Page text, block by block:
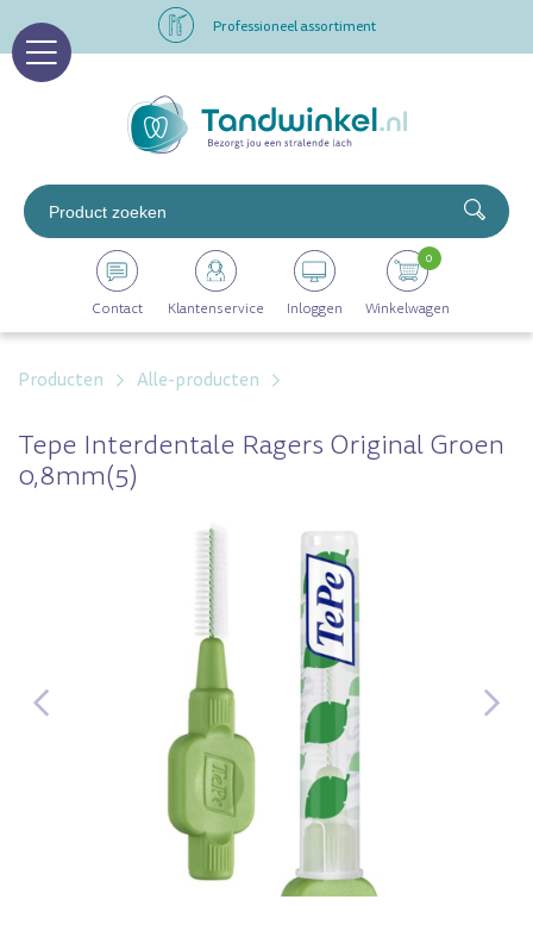
Professioneel assortiment
Op werkdagen voor 16.00 uur besteld, morgen in huis
Professioneel assortiment
Altijd op voorraad
Contact Klantenservice Inloggen Winkelwagen
0
Producten Alle-producten
Tepe Interdentale Ragers Original Groen
0,8mm(5)